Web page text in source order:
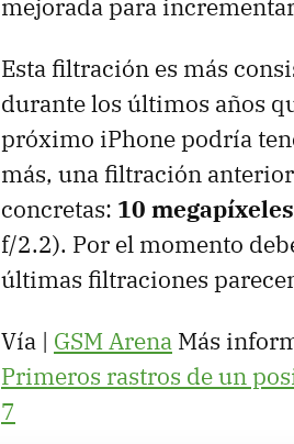
mejorada para
Esta filtración es más
durante los últimos años
próximo iPhone podría
más, una filtración
concretas: 10 megapíxeles
f/2.2). Por el momento
últimas filtraciones
Vía | GSM Arena Más
Primeros rastros de un
7